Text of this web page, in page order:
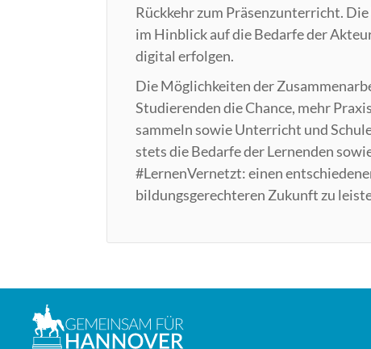
Rückkehr zum Präsenzunterricht.
im Hinblick auf die Bedarfe der
digital erfolgen.
Die Möglichkeiten der
Studierenden die Chance, mehr
sammeln sowie Unterricht und
stets die Bedarfe der Lernenden
#LernenVernetzt: einen
bildungsgerechteren Zukunft zu